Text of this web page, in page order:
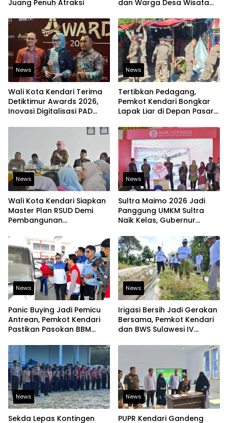
Juang Penuh Atraksi
dan Warga Desa Wisata
Mengakses Transaksi
Digital
News
Wali Kota Kendari Terima
Detiktimur Awards 2026,
Inovasi Digitalisasi PAD
News
Tertibkan Pedagang,
Pemkot Kendari Bongkar
Lapak Liar di Depan Pasar
News
Wali Kota Kendari Siapkan
Master Plan RSUD Demi
Pembangunan
News
Sultra Maimo 2026 Jadi
Panggung UMKM Sultra
Naik Kelas, Gubernur
Tembus Pasar Ekspor
News
Panic Buying Jadi Pemicu
Antrean, Pemkot Kendari
Pastikan Pasokan BBM
News
Irigasi Bersih Jadi Gerakan
Bersama, Pemkot Kendari
dan BWS Sulawesi IV
Pangan
News
Sekda Lepas Kontingen
News
PUPR Kendari Gandeng